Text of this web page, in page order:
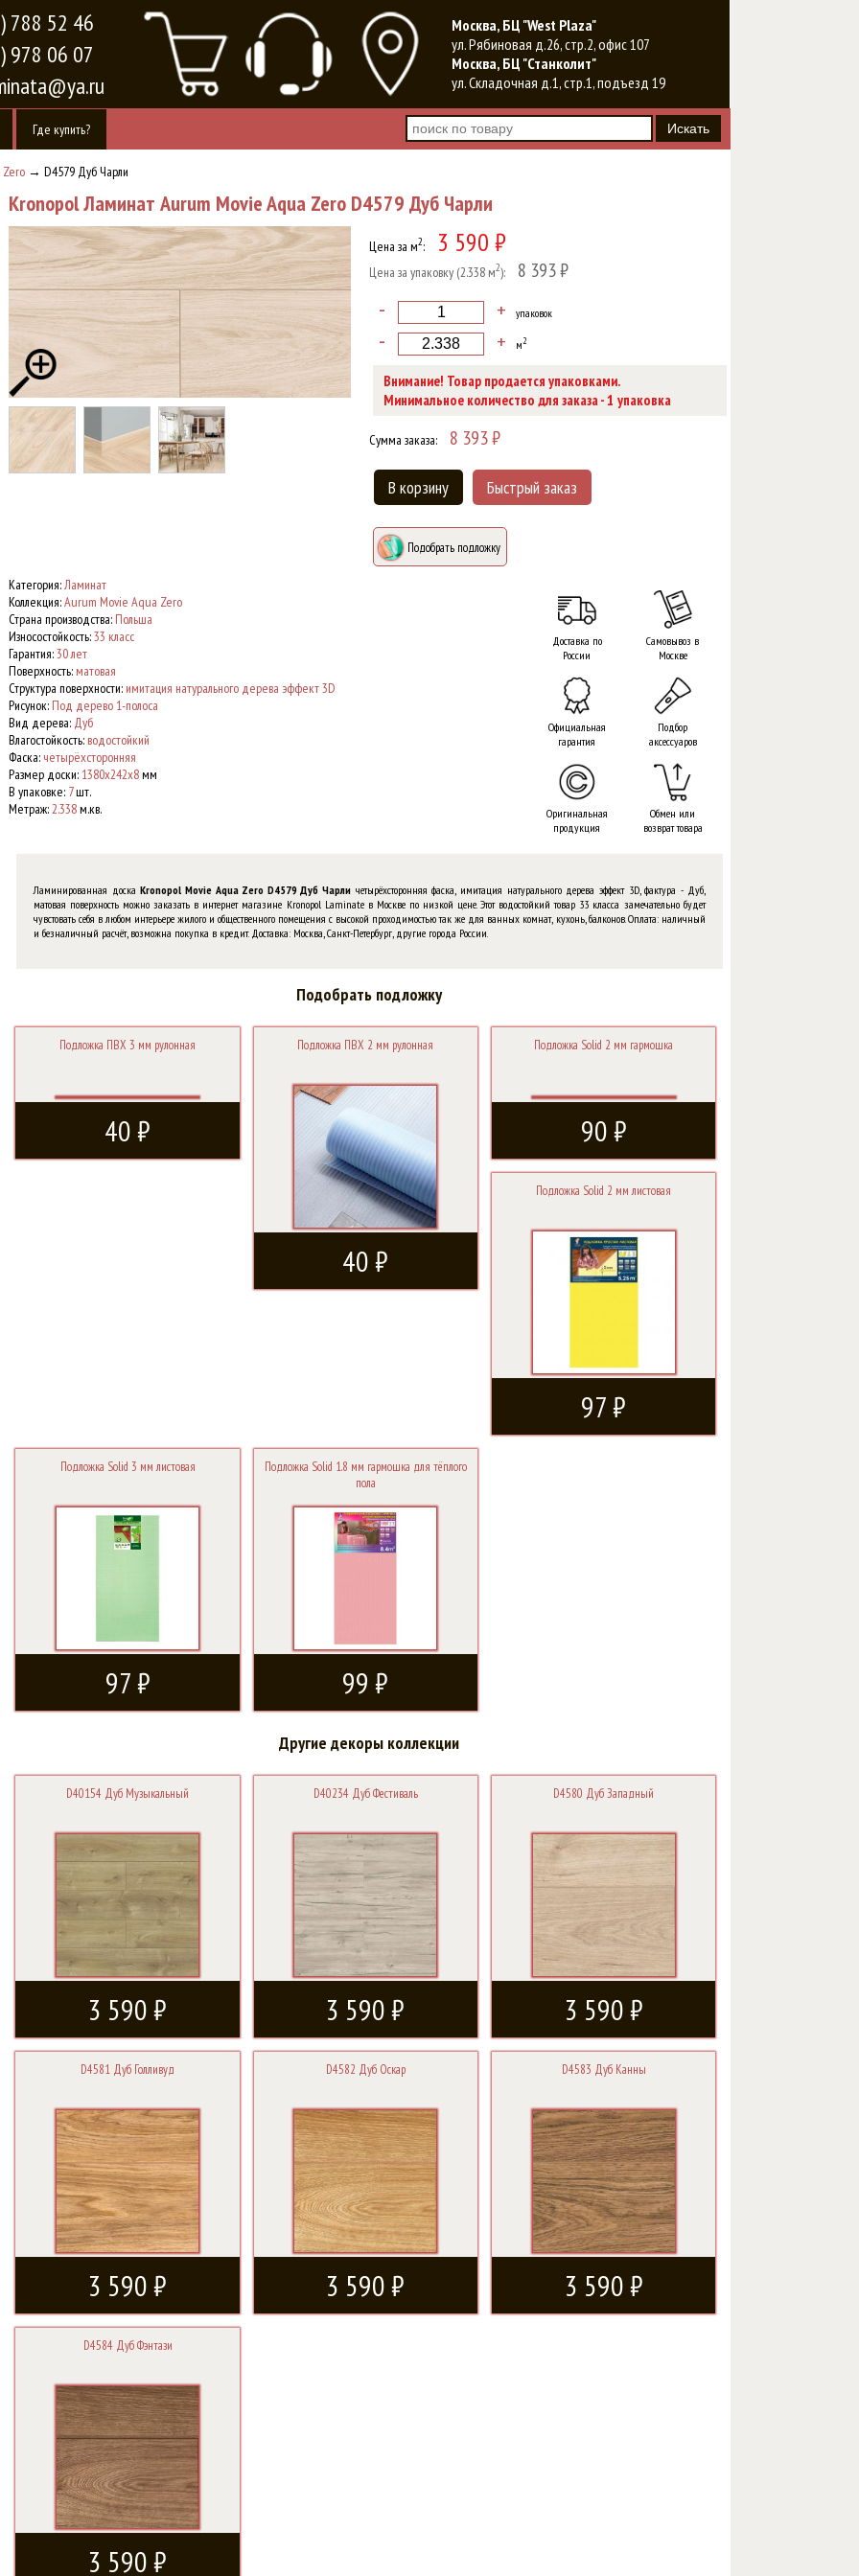
788 52 46
978 06 07
Москва, БЦ "West Plaza"
ул. Рябиновая д.26, стр.2, офис 107
Москва, БЦ "Станколит"
ул. Складочная д.1, стр.1, подъезд 19
Где купить?
→ D4579 Дуб Чарли
Kronopol Ламинат Aurum Movie Aqua Zero D4579 Дуб Чарли
Цена за м2: 3 590 ₽
Цена за упаковку (2.338 м2): 8 393 ₽
- + упаковок
- + м2
Внимание! Товар продается упаковками.
Минимальное количество для заказа -1 упаковка
Сумма заказа: 8 393₽
В корзину Быстрый заказ
Подобрать подложку
Категория:Ламинат
Коллекция:Aurum Movie Aqua Zero
Страна производства: Польша
Износостойкость:33 класс
Гарантия:30 лет
Поверхность: матовая
Структура поверхности: имитация натурального дерева эффект 3D
Рисунок: Под дерево 1-полоса
Вид дерева: Дуб
Влагостойкость: водостойкий
Фаска: четырёхсторонняя
Размер доски: 1380x242x8мм
В упаковке: 7шт.
Метраж:2.338м.кв.
Самовывоз в
Москве
Подбор
аксессуаров
Обмен или
возврат товара
Доставка по
России
Официальная
гарантия
Оригинальная
продукция
Ламинированная доскаKronopol Movie Aqua Zero D4579 Дуб Чарли четырёхсторонняя фаска, имитация натурального дерева эффект 3D, фактура - Дуб,
матовая поверхность можно заказать в интернет магазине Kronopol Laminate в Москве по низкой цене. Этот водостойкий товар 33 класса замечательно будет
чувстовать себя в любом интерьере жилого и общественного помещения с высокой проходимостью так же для ванных комнат, кухонь, балконов. Оплата: наличный
и безналичный расчёт, возможна покупка в кредит. Доставка: Москва, Санкт-Петербург, другие города России.
Подобрать подложку
Подложка ПВХ 3 мм рулонная
40 ₽
Подложка ПВХ 2 мм рулонная
40 ₽
Подложка Solid 2 мм гармошка
90 ₽
Подложка Solid 2 мм листовая
97 ₽
Подложка Solid 3 мм листовая
97 ₽
Подложка Solid 1.8 мм гармошка для тёплого
пола
99 ₽
Другие декоры коллекции
D40154 Дуб Музыкальный
3 590 ₽
D40234 Дуб Фестиваль
3 590 ₽
D4580 Дуб Западный
3 590 ₽
D4581 Дуб Голливуд
3 590 ₽
D4582 Дуб Оскар
3 590 ₽
D4583 Дуб Канны
3 590 ₽
D4584 Дуб Фэнтази
3 590 ₽